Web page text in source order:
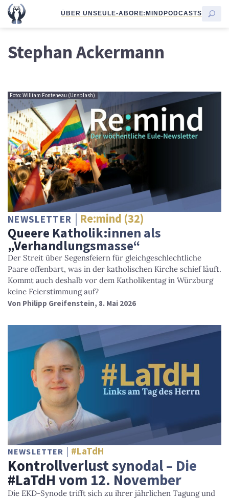
ÜBER UNSEULE-ABORE:MINDPODCASTS
Stephan Ackermann
Foto: William Fonteneau (Unsplash)
NEWSLETTER Re:mind (32)
Queere Katholik:innen als
„Verhandlungsmasse“
Der Streit über Segensfeiern für gleichgeschlechtliche
Paare offenbart, was in der katholischen Kirche schief läuft.
Kommt auch deshalb vor dem Katholikentag in Würzburg
keine Feierstimmung auf?
Von Philipp Greifenstein, 8. Mai 2026
NEWSLETTER #LaTdH
Kontrollverlust synodal – Die
#LaTdH vom 12. November
Die EKD-Synode trifft sich zu ihrer jährlichen Tagung und